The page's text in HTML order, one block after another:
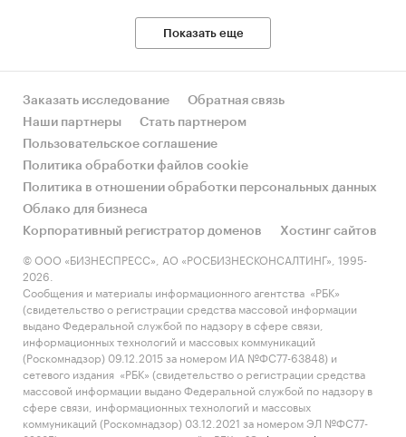
Показать еще
Заказать исследование
Обратная связь
Наши партнеры
Стать партнером
Пользовательское соглашение
Политика обработки файлов cookie
Политика в отношении обработки персональных данных
Облако для бизнеса
Корпоративный регистратор доменов
Хостинг сайтов
© ООО «БИЗНЕСПРЕСС», АО «РОСБИЗНЕСКОНСАЛТИНГ», 1995-
2026.
Сообщения и материалы информационного агентства «РБК»
(свидетельство о регистрации средства массовой информации
выдано Федеральной службой по надзору в сфере связи,
информационных технологий и массовых коммуникаций
(Роскомнадзор) 09.12.2015 за номером ИА №ФС77-63848) и
сетевого издания «РБК» (свидетельство о регистрации средства
массовой информации выдано Федеральной службой по надзору в
сфере связи, информационных технологий и массовых
коммуникаций (Роскомнадзор) 03.12.2021 за номером ЭЛ №ФС77-